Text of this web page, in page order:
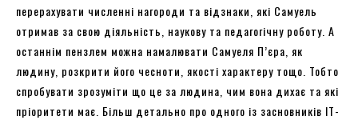
перерахувати численні нагороди та відзнаки, які Самуель
отримав за свою діяльність, наукову та педагогічну роботу. А
останнім пензлем можна намалювати Самуеля П’єра, як
людину, розкрити його чесноти, якості характеру тощо. Тобто
спробувати зрозуміти що це за людина, чим вона дихає та які
пріоритети має. Більш детально про одного із засновників ІТ-